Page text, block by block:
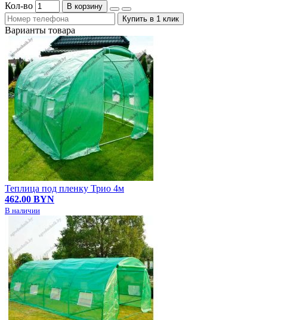
Кол-во
В корзину
Купить в 1 клик
Варианты товара
Теплица под пленку Трио 4м
462.00 BYN
В наличии